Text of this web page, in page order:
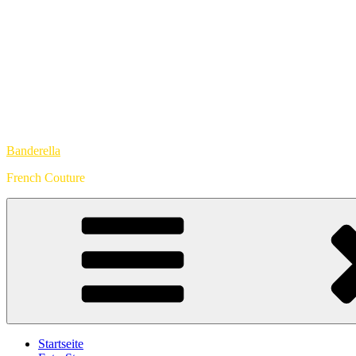
Banderella
French Couture
Startseite